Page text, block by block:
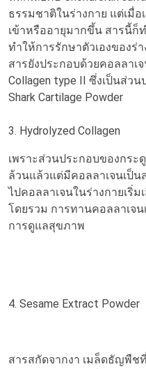
ธรรมชาติในร่างกาย แต่เมื่
เข้าหรืออายุมากขึ้น สารนี้ก็
ทำให้การรักษาตัวเองของร่
สารยังประกอบด้วยคอลลาเ
Collagen type II ซึ่งเป็นส่ว
Shark Cartilage Powder
3. Hydrolyzed Collagen
เพราะส่วนประกอบของกร
ล้วนแล้วแต่มีคอลลาเจนเป็
ไปคอลลาเจนในร่างกายเริ่
โดยรวม การทานคอลลาเจ
การดูแลสุขภาพ
4. Sesame Extract Powder
สารสกัดจากงา เมล็ดธัญพืช